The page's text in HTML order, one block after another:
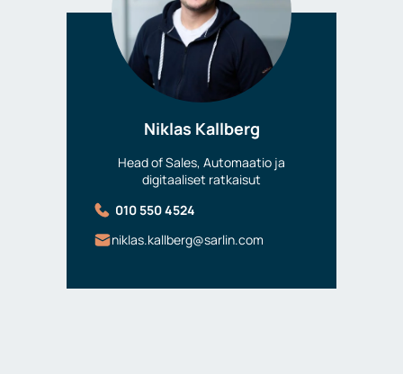
Niklas Kallberg
Head of Sales, Automaatio ja
digitaaliset ratkaisut
010 550 4524
niklas.kallberg@sarlin.com